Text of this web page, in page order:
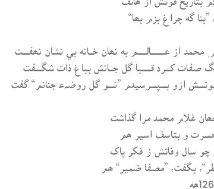
”بنا گه چراغ بزم بھا“
از عـــــــــــالـــــــم به نھان خـــانه بي نشان نھفـــــت
صفات کــــرد قـــــــبا گل جـــانش بباغ ذات شگـــــفت
فـــــوتـــــش ازو بـــــپـــــرسيدم ”نـــــو گل روضـﮧﻋ جنانم“ گفت
غلام محمد مرا گذاشت
و بتاسف اسير ھم
چو سال وفاتش ز فکر پاک
بگفت، ”مصفا ضمير“ ھم